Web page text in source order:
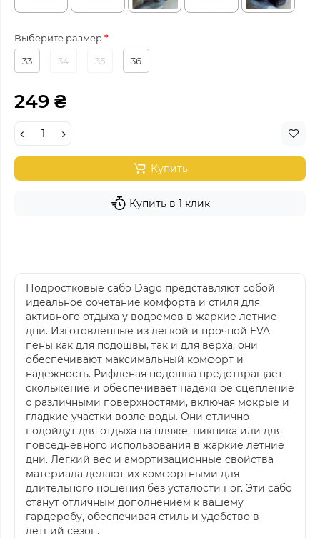
Выберите размер
33
34 35 36
249 ₴
Купить
Купить в 1 клик
Подростковые сабо Dago представляют собой
идеальное сочетание комфорта и стиля для
активного отдыха у водоемов в жаркие летние
дни. Изготовленные из легкой и прочной EVA
пены как для подошвы, так и для верха, они
обеспечивают максимальный комфорт и
надежность. Рифленая подошва предотвращает
скольжение и обеспечивает надежное сцепление
с различными поверхностями, включая мокрые и
гладкие участки возле воды. Они отлично
подойдут для отдыха на пляже, пикника или для
повседневного использования в жаркие летние
дни. Легкий вес и амортизационные свойства
материала делают их комфортными для
длительного ношения без усталости ног. Эти сабо
станут отличным дополнением к вашему
гардеробу, обеспечивая стиль и удобство в
летний сезон.